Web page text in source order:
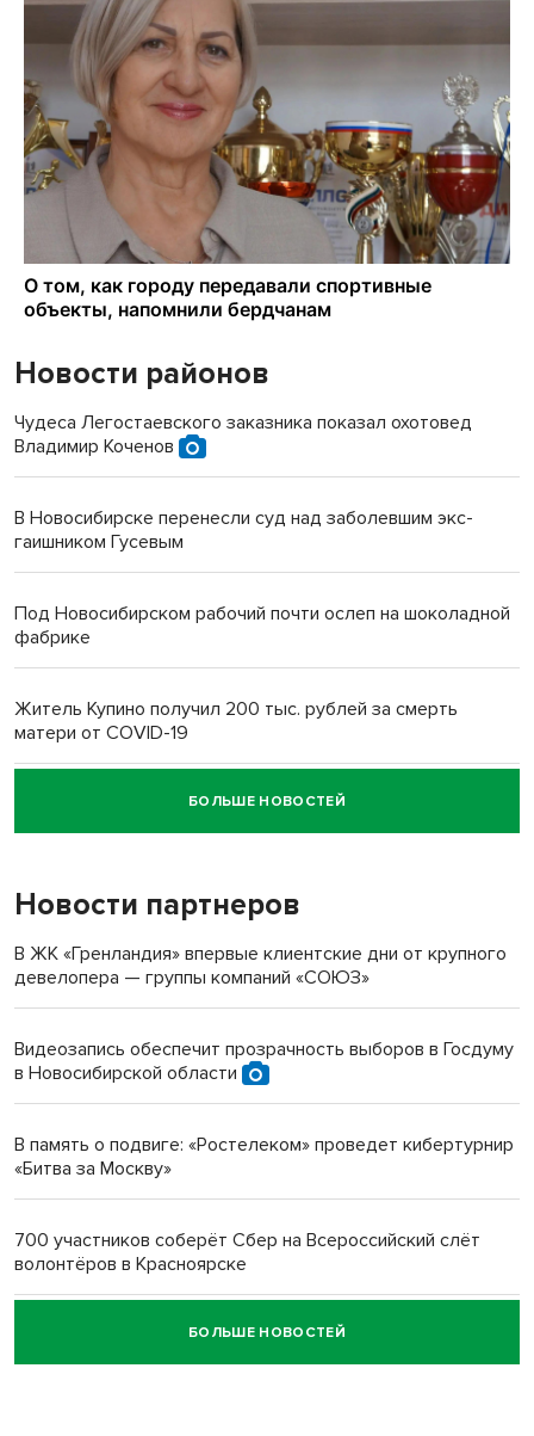
Новости районов
Чудеса Легостаевского заказника показал охотовед
Владимир Коченов
В Новосибирске перенесли суд над заболевшим экс-
гаишником Гусевым
Под Новосибирском рабочий почти ослеп на шоколадной
фабрике
Житель Купино получил 200 тыс. рублей за смерть
матери от COVID-19
Новосибирский суд наказал водителя за смерть
пенсионерки на вокзале
«Мы живём на пастбище!»: в новосибирском селе лошади
терроризируют жителей
Новосибирский преподаватель с женой вошли в топ-16
БОЛЬШЕ НОВОСТЕЙ
Новости партнеров
В ЖК «Гренландия» впервые клиентские дни от крупного
девелопера — группы компаний «СОЮЗ»
Видеозапись обеспечит прозрачность выборов в Госдуму
в Новосибирской области
В память о подвиге: «Ростелеком» проведет кибертурнир
«Битва за Москву»
700 участников соберёт Сбер на Всероссийский слёт
волонтёров в Красноярске
Честный выбор: видеонаблюдение обеспечит
объективность результатов ЕДГ в Новосибирской
БОЛЬШЕ НОВОСТЕЙ